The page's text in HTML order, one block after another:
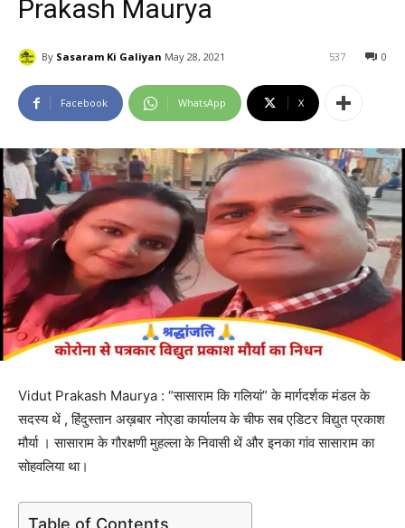
Prakash Maurya
By Sasaram Ki Galiyan May 28, 2021 0
537
Facebook WhatsApp X
Vidut Prakash Maurya : “सासाराम कि गलियां” के मार्गदर्शक मंडल के
सदस्य थें , हिंदुस्तान अख़बार नोएडा कार्यालय के चीफ सब एडिटर विद्युत प्रकाश
मौर्या । सासाराम के गौरक्षणी मुहल्ला के निवासी थें और इनका गांव सासाराम का
सोहवलिया था।
Table of Contents